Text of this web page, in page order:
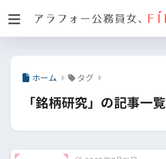
ホーム タグ
「銘柄研究」の記事一覧